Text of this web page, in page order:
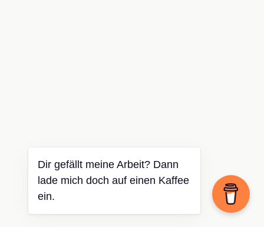
Dir gefällt meine Arbeit? Dann
lade mich doch auf einen Kaffee
ein.